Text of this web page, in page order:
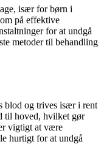
især for børn i
på effektive
for at undgå
metoder til behandling
blod og trives især i rent
til hoved, hvilket gør
vigtigt at være
hurtigt for at undgå